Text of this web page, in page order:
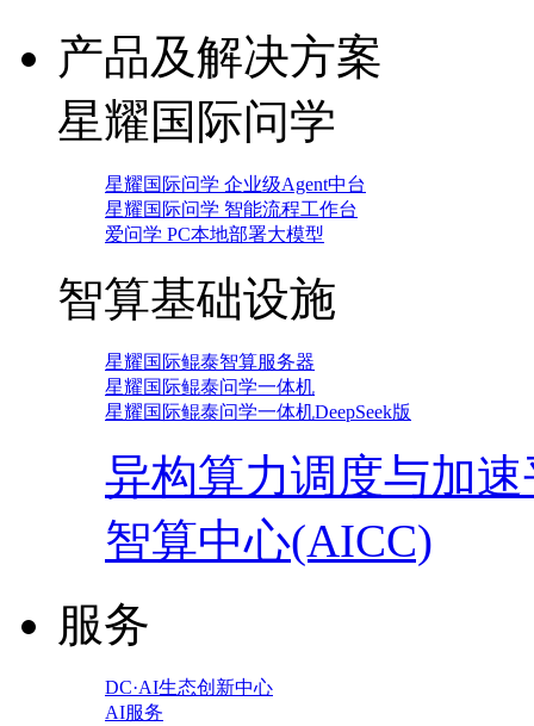
产品及解决方案
星耀国际问学
星耀国际问学 企业级Agent中台
星耀国际问学 智能流程工作台
爱问学 PC本地部署大模型
智算基础设施
星耀国际鲲泰智算服务器
星耀国际鲲泰问学一体机
星耀国际鲲泰问学一体机DeepSeek版
异构算力调度与加
智算中心(AICC)
服务
DC·AI生态创新中心
AI服务